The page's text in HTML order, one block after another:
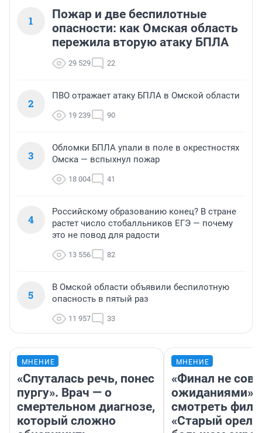
1
Пожар и две беспилотные
опасности: как Омская область
пережила вторую атаку БПЛА
29 529 22
2
ПВО отражает атаку БПЛА в Омской области
19 239 90
3
Обломки БПЛА упали в поле в окрестностях
Омска — вспыхнул пожар
18 004 41
4
Российскому образованию конец? В стране
растет число стобалльников ЕГЭ — почему
это не повод для радости
13 556 82
5
В Омской области объявили беспилотную
опасность в пятый раз
11 957 33
МНЕНИЕ
«Спуталась речь, понес
пургу». Врач — о
смертельном диагнозе,
который сложно
МНЕНИЕ
«Финал не
ожиданиями»:
смотреть
«Старый орел»